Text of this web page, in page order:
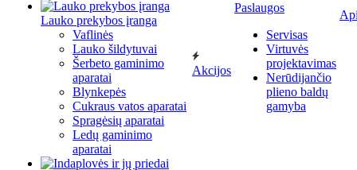
Lauko prekybos įranga
Vaflinės
Lauko šildytuvai
Šerbeto gaminimo
aparatai
Blynkepės
Cukraus vatos aparatai
Spragėsių aparatai
Ledų gaminimo
aparatai
Akcijos
Paslaugos
Servisas
Virtuvės
projektavimas
Nerūdijančio
plieno baldų
gamyba